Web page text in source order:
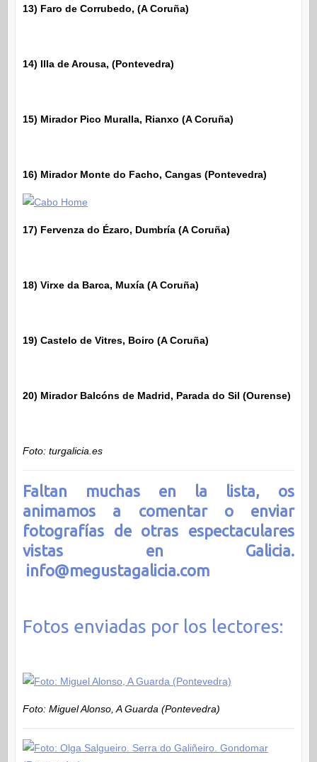
13) Faro de Corrubedo, (A Coruña)
14) Illa de Arousa, (Pontevedra)
15) Mirador Pico Muralla, Rianxo (A Coruña)
16) Mirador Monte do Facho, Cangas (Pontevedra)
17) Fervenza do Ézaro, Dumbría (A Coruña)
18) Virxe da Barca, Muxía (A Coruña)
19) Castelo de Vitres, Boiro (A Coruña)
20) Mirador Balcóns de Madrid, Parada do Sil (Ourense)
Foto: turgalicia.es
Faltan muchas en la lista, os
animamos a comentar o enviar
fotografías de otras espectaculares
vistas en Galicia.
info@megustagalicia.com
Fotos enviadas por los lectores:
Foto: Miguel Alonso, A Guarda (Pontevedra)